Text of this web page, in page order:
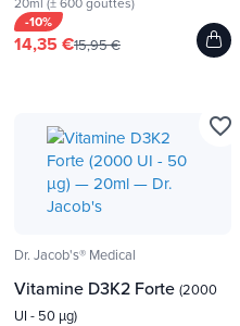
-10%
14,35 €15,95 €
Dr. Jacob's® Medical
Vitamine D3K2 Forte (2000
UI - 50 µg)
favorite_border